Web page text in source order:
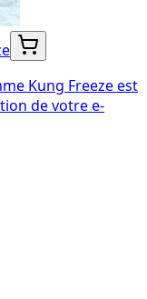
Kung Freeze est
de votre e-